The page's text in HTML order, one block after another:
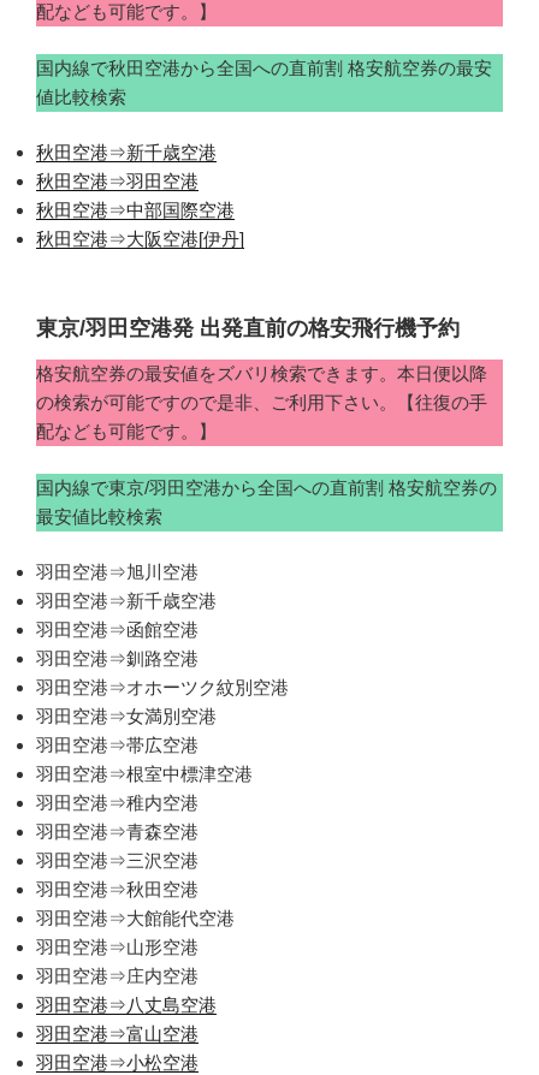
配なども可能です。】
国内線で秋田空港から全国への直前割 格安航空券の最安
値比較検索
秋田空港⇒新千歳空港
秋田空港⇒羽田空港
秋田空港⇒中部国際空港
秋田空港⇒大阪空港[伊丹]
東京/羽田空港発 出発直前の格安飛行機予約
格安航空券の最安値をズバリ検索できます。本日便以降
の検索が可能ですので是非、ご利用下さい。【往復の手
配なども可能です。】
国内線で東京/羽田空港から全国への直前割 格安航空券の
最安値比較検索
羽田空港⇒旭川空港
羽田空港⇒新千歳空港
羽田空港⇒函館空港
羽田空港⇒釧路空港
羽田空港⇒オホーツク紋別空港
羽田空港⇒女満別空港
羽田空港⇒帯広空港
羽田空港⇒根室中標津空港
羽田空港⇒稚内空港
羽田空港⇒青森空港
羽田空港⇒三沢空港
羽田空港⇒秋田空港
羽田空港⇒大館能代空港
羽田空港⇒山形空港
羽田空港⇒庄内空港
羽田空港⇒八丈島空港
羽田空港⇒富山空港
羽田空港⇒小松空港